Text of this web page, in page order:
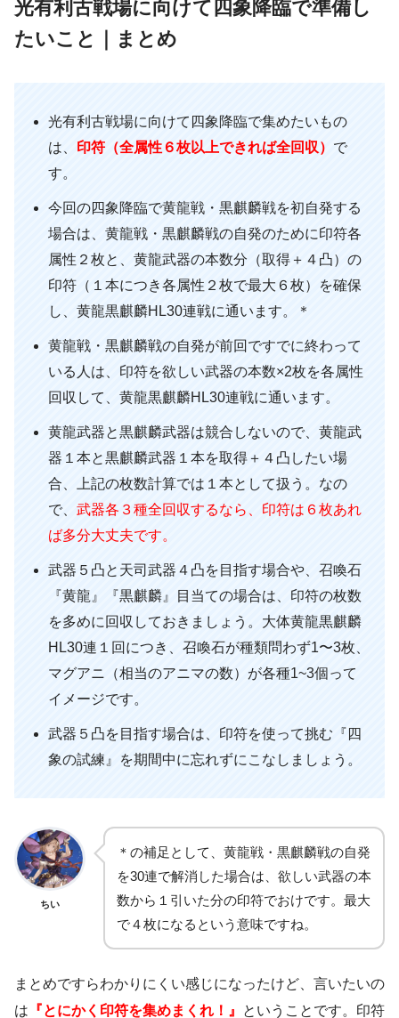
光有利古戦場に向けて四象降臨で準備し
たいこと｜まとめ
光有利古戦場に向けて四象降臨で集めたいもの
は、 印符（全属性６枚以上できれば全回収） で
す。
今回の四象降臨で黄龍戦・黒麒麟戦を初自発する
場合は、黄龍戦・黒麒麟戦の自発のために印符各
属性２枚と、黄龍武器の本数分（取得＋４凸）の
印符（１本につき各属性２枚で最大６枚）を確保
し、黄龍黒麒麟HL30連戦に通います。＊
黄龍戦・黒麒麟戦の自発が前回ですでに終わって
いる人は、印符を欲しい武器の本数×2枚を各属性
回収して、黄龍黒麒麟HL30連戦に通います。
黄龍武器と黒麒麟武器は競合しないので、黄龍武
器１本と黒麒麟武器１本を取得＋４凸したい場
合、上記の枚数計算では１本として扱う。なの
で、武器各３種全回収するなら、印符は６枚あれ
ば多分大丈夫です。
武器５凸と天司武器４凸を目指す場合や、召喚石
『黄龍』『黒麒麟』目当ての場合は、印符の枚数
を多めに回収しておきましょう。大体黄龍黒麒麟
HL30連１回につき、召喚石が種類問わず1〜3枚、
マグアニ（相当のアニマの数）が各種1~3個って
イメージです。
武器５凸を目指す場合は、印符を使って挑む『四
象の試練』を期間中に忘れずにこなしましょう。
ちい
＊の補足として、黄龍戦・黒麒麟戦の自発
を30連で解消した場合は、欲しい武器の本
数から１引いた分の印符でおけです。最大
で４枚になるという意味ですね。
まとめですらわかりにくい感じになったけど、言いたいの
は 『とにかく印符を集めまくれ！』 ということです。印符